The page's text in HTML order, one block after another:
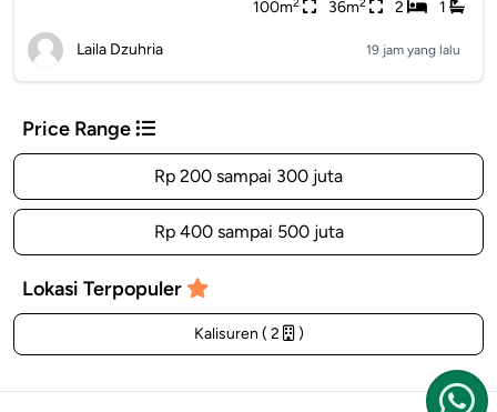
100m
36m 2 1
Laila Dzuhria 19 jam yang lalu
Price Range
Rp 200 sampai 300 juta
Rp 400 sampai 500 juta
Lokasi Terpopuler
Kalisuren ( 2 )